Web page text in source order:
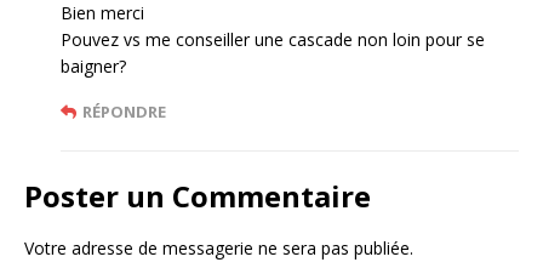
Bien merci
Pouvez vs me conseiller une cascade non loin pour se
baigner?
RÉPONDRE
Poster un Commentaire
Votre adresse de messagerie ne sera pas publiée.